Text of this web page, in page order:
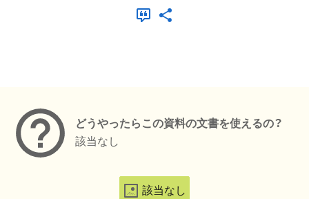
どうやったらこの資料の文書を使えるの？
該当なし
該当なし